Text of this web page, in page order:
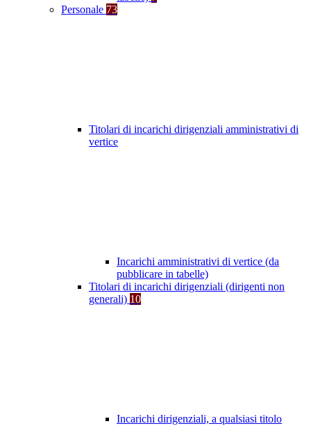
Personale 73
Titolari di incarichi dirigenziali amministrativi di
vertice
Incarichi amministrativi di vertice (da
pubblicare in tabelle)
Titolari di incarichi dirigenziali (dirigenti non
generali) 10
Incarichi dirigenziali, a qualsiasi titolo